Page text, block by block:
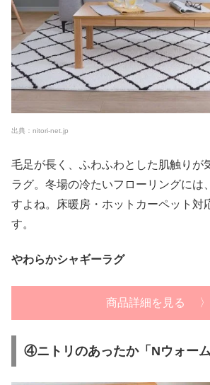
出典：nitori-net.jp
毛足が長く、ふわふわとした肌触りが
ラグ。冬場の冷たいフローリングには
すよね。床暖房・ホットカーペット対
す。
やわらかシャギーラグ
商品詳細を見る 〉
④ニトリのあったか「Nウォーム